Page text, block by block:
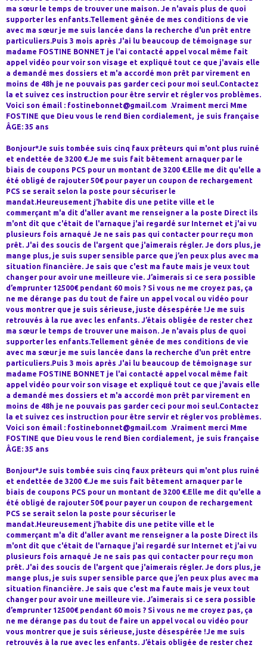
ma sœur le temps de trouver une maison. Je n'avais plus de quoi
supporter les enfants.Tellement gênée de mes conditions de vie
avec ma sœur je me suis lancée dans la recherche d'un prêt entre
particuliers.Puis 3 mois après J'ai lu beaucoup de témoignage sur
madame FOSTINE BONNET je l'ai contacté appel vocal même fait
appel vidéo pour voir son visage et expliqué tout ce que j'avais elle
a demandé mes dossiers et m'a accordé mon prêt par virement en
moins de 48h je ne pouvais pas garder ceci pour moi seul.Contactez
la et suivez ces instruction pour être servir et régler vos problèmes.
Voici son émail : fostinebonnet@gmail.com .Vraiment merci Mme
FOSTINE que Dieu vous le rend Bien cordialement, je suis française
ÂGE: 35 ans
Bonjour*Je suis tombée suis cinq faux prêteurs qui m'ont plus ruiné
et endettée de 3200 €.Je me suis fait bêtement arnaquer par le
biais de coupons PCS pour un montant de 3200 €.Elle me dit qu'elle a
été obligé de rajouter 50€ pour payer un coupon de rechargement
PCS se serait selon la poste pour sécuriser le
mandat.Heureusement j'habite dis une petite ville et le
commerçant m'a dit d'aller avant me renseigner a la poste Direct ils
m'ont dit que c'était de l'arnaque j'ai regardé sur Internet et j'ai vu
plusieurs fois arnaqué Je ne sais pas qui contacter pour reçu mon
prêt. J'ai des soucis de l'argent que j'aimerais régler. Je dors plus, je
mange plus, je suis super sensible parce que j’en peux plus avec ma
situation financière. Je sais que c'est ma faute mais je veux tout
changer pour avoir une meilleure vie. J’aimerais si ce sera possible
d’emprunter 12500€ pendant 60 mois ? Si vous ne me croyez pas, ça
ne me dérange pas du tout de faire un appel vocal ou vidéo pour
vous montrer que je suis sérieuse, juste désespérée !Je me suis
retrouvés à la rue avec les enfants. J’étais obligée de rester chez
ma sœur le temps de trouver une maison. Je n'avais plus de quoi
supporter les enfants.Tellement gênée de mes conditions de vie
avec ma sœur je me suis lancée dans la recherche d'un prêt entre
particuliers.Puis 3 mois après J'ai lu beaucoup de témoignage sur
madame FOSTINE BONNET je l'ai contacté appel vocal même fait
appel vidéo pour voir son visage et expliqué tout ce que j'avais elle
a demandé mes dossiers et m'a accordé mon prêt par virement en
moins de 48h je ne pouvais pas garder ceci pour moi seul.Contactez
la et suivez ces instruction pour être servir et régler vos problèmes.
Voici son émail : fostinebonnet@gmail.com .Vraiment merci Mme
FOSTINE que Dieu vous le rend Bien cordialement, je suis française
ÂGE: 35 ans
Bonjour*Je suis tombée suis cinq faux prêteurs qui m'ont plus ruiné
et endettée de 3200 €.Je me suis fait bêtement arnaquer par le
biais de coupons PCS pour un montant de 3200 €.Elle me dit qu'elle a
été obligé de rajouter 50€ pour payer un coupon de rechargement
PCS se serait selon la poste pour sécuriser le
mandat.Heureusement j'habite dis une petite ville et le
commerçant m'a dit d'aller avant me renseigner a la poste Direct ils
m'ont dit que c'était de l'arnaque j'ai regardé sur Internet et j'ai vu
plusieurs fois arnaqué Je ne sais pas qui contacter pour reçu mon
prêt. J'ai des soucis de l'argent que j'aimerais régler. Je dors plus, je
mange plus, je suis super sensible parce que j’en peux plus avec ma
situation financière. Je sais que c'est ma faute mais je veux tout
changer pour avoir une meilleure vie. J’aimerais si ce sera possible
d’emprunter 12500€ pendant 60 mois ? Si vous ne me croyez pas, ça
ne me dérange pas du tout de faire un appel vocal ou vidéo pour
vous montrer que je suis sérieuse, juste désespérée !Je me suis
retrouvés à la rue avec les enfants. J’étais obligée de rester chez